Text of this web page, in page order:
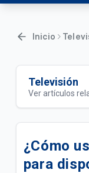
Inicio
Televisión
Ver artículos
Cambios en
¿Cómo
en HBO Max? |
¿Cómo
para